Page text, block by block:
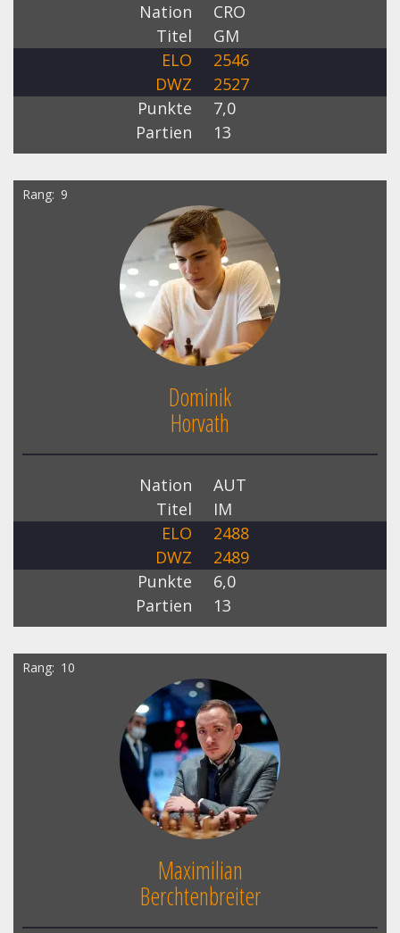
Nation
CRO
Titel
GM
ELO
2546
DWZ
2527
Punkte
7,0
Partien
13
Rang 9
Dominik
Horvath
Nation
AUT
Titel
IM
ELO
2488
DWZ
2489
Punkte
6,0
Partien
13
Rang 10
Maximilian
Berchtenbreiter